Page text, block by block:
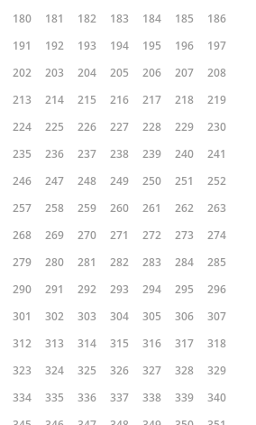
180 181 182 183 184 185
186
191 192 193 194 195 196
197
202 203 204 205 206 207
208
213 214 215 216 217 218
219
224 225 226 227 228 229
230
235 236 237 238 239 240
241
246 247 248 249 250 251
252
257 258 259 260 261 262
263
268 269 270 271 272 273
274
279 280 281 282 283 284
285
290 291 292 293 294 295
296
301 302 303 304 305 306
307
312 313 314 315 316 317
318
323 324 325 326 327 328
329
334 335 336 337 338 339
340